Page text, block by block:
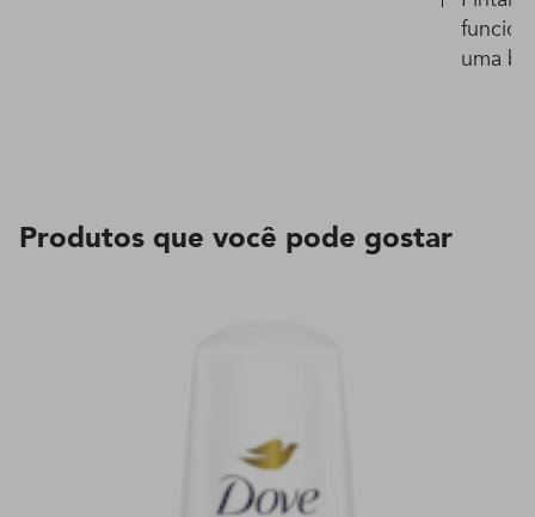
uma
Produtos que você pode gostar